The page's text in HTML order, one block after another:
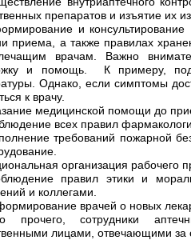
препаратов и изъятие их
и
приема, а также правилах
врачам. Важно
и помощь. К примеру,
Однако, если симптомы
к врачу.
медицинской помощи до
всех правил
требований пожарной
организация рабочего
правил этики и
и коллегами.
врачей о новых
прочего, сотрудники
лицами, отвечающими за